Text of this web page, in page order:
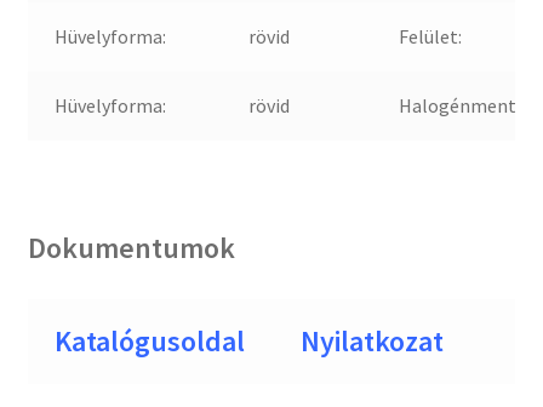
Hüvelyforma: rövid Felület:
Hüvelyforma: rövid Halogénmentes:
Dokumentumok
Katalógusoldal Nyilatkozat